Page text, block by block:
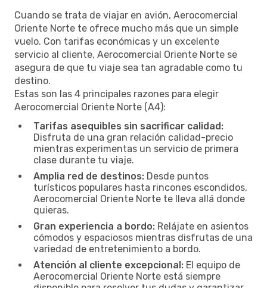
Cuando se trata de viajar en avión, Aerocomercial
Oriente Norte te ofrece mucho más que un simple
vuelo. Con tarifas económicas y un excelente
servicio al cliente, Aerocomercial Oriente Norte se
asegura de que tu viaje sea tan agradable como tu
destino.
Estas son las 4 principales razones para elegir
Aerocomercial Oriente Norte (A4):
Tarifas asequibles sin sacrificar calidad:
Disfruta de una gran relación calidad-precio
mientras experimentas un servicio de primera
clase durante tu viaje.
Amplia red de destinos: Desde puntos
turísticos populares hasta rincones escondidos,
Aerocomercial Oriente Norte te lleva allá donde
quieras.
Gran experiencia a bordo: Relájate en asientos
cómodos y espaciosos mientras disfrutas de una
variedad de entretenimiento a bordo.
Atención al cliente excepcional: El equipo de
Aerocomercial Oriente Norte está siempre